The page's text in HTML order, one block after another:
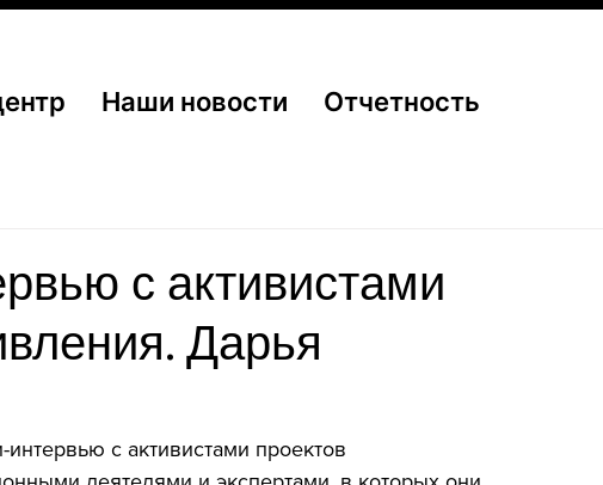
Наши новости Отчетность
с активистами
Дарья
с активистами проектов